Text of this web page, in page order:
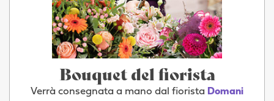
Bouquet del fiorista
Verrà consegnata a mano dal fiorista Domani